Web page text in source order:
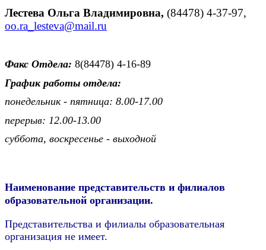
Лестева Ольга Владимировна, (84478) 4-37-97,
oo.ra_lesteva@mail.ru
Факс Отдела: 8(84478) 4-16-89
График работы отдела:
понедельник - пятница: 8.00-17.00
перерыв: 12.00-13.00
суббота, воскресенье - выходной
Наименование представительств и филиалов
образовательной организации.
Представительства и филиалы образовательная
организация не имеет.